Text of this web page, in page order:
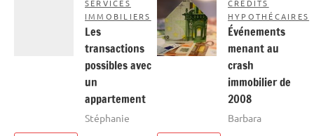
SERVICES
IMMOBILIERS
Les
transactions
possibles avec
un
appartement
Stéphanie
CRÉDITS
HYPOTHÉCAIRES
Événements
menant au
crash
immobilier de
2008
Barbara